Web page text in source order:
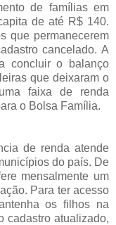
de famílias em
de até R$ 140.
que permanecerem
cancelado. A
concluir o balanço
que deixaram o
faixa de renda
o Bolsa Família.
de renda atende
do país. De
mensalmente um
Para ter acesso
os filhos na
cadastro atualizado,